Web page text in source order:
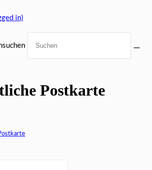
in)
Postkarte